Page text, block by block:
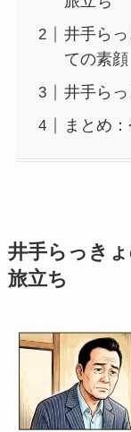
井手ら
ての素顔
井手ら
まとめ
井手らっき
旅立ち